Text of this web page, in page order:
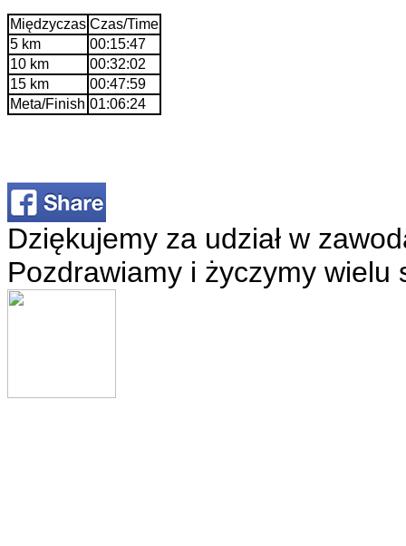
Międzyczas Czas/Time
5 km
00:15:47
10 km
00:32:02
15 km
00:47:59
Meta/Finish 01:06:24
Dziękujemy za udział w
Pozdrawiamy i życzymy wielu